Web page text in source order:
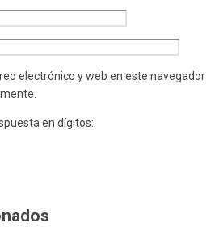
electrónico y web en este navegador
en dígitos: